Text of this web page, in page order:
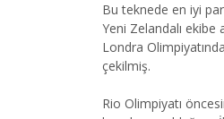
Bu teknede en iyi
Yeni Zelandalı ekibe
Londra
çekilmiş.
Rio Olimpiyatı